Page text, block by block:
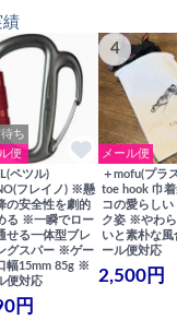
績
ち
便
ペツル)
フレイノ) ※懸
の安全性を劇的
る ※一瞬でロー
せる一体型ブレ
グスパー ※ゲー
幅15mm 85g ※
便対応
円
4
メール便
＋mofu(プラ
toe hook 巾
コの愛らしい
ク姿 ※やわ
いと素朴な
ール便対応
2,500円